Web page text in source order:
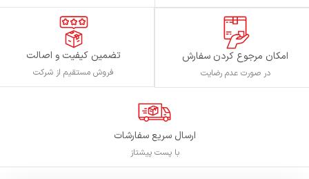
امکان مرجوع کردن سفارش
در صورت عدم رضایت
تضمین کیفیت و اصالت
فروش مستقیم از شرکت
ارسال سریع سفارشات
با پست پیشتاز